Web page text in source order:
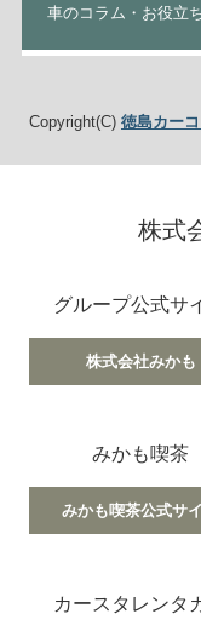
車のコラム・お役立
Copyright(C) 徳島カー
株式
グループ公式サ
株式会社みかも
みかも喫茶
みかも喫茶公式サイ
カースタレンタ